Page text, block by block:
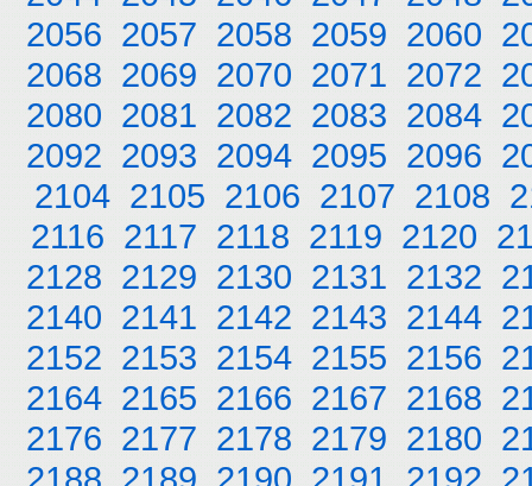
2056 2057 2058 2059 2060
2068 2069 2070 2071 2072
2080 2081 2082 2083 2084
2092 2093 2094 2095 2096
2104 2105 2106 2107 2108
2116 2117 2118 2119 2120
2128 2129 2130 2131 2132
2140 2141 2142 2143 2144
2152 2153 2154 2155 2156
2164 2165 2166 2167 2168
2176 2177 2178 2179 2180